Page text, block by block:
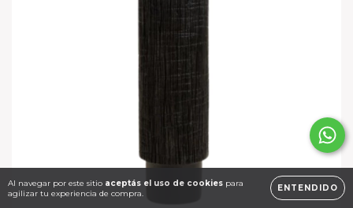
Al navegar por este sitio aceptás el uso de cookies para
agilizar tu experiencia de compra.
ENTENDIDO